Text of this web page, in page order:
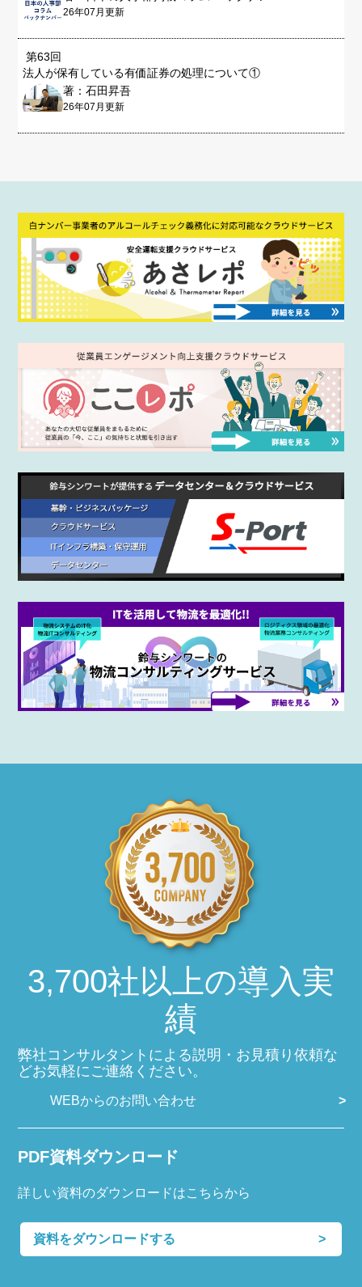
26年07月更新
第63回
法人が保有している有価証券の処理について①
著：石田昇吾
26年07月更新
3,700社以上の導入実
績
弊社コンサルタントによる説明・お見積り依頼な
どお気軽にご連絡ください。
WEBからのお問い合わせ
PDF資料ダウンロード
詳しい資料のダウンロードはこちらから
資料をダウンロードする